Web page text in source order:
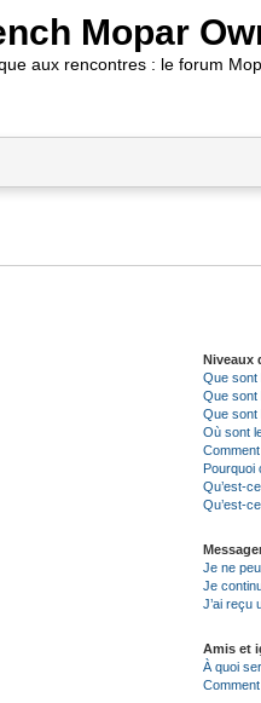
Mopar
aux rencontres : le forum
Niveaux
Que sont
Que sont
Que sont
Où sont
Pourquoi
Qu’est-
Qu’est-
Je ne
Je
J’ai reçu
Amis et
À quoi